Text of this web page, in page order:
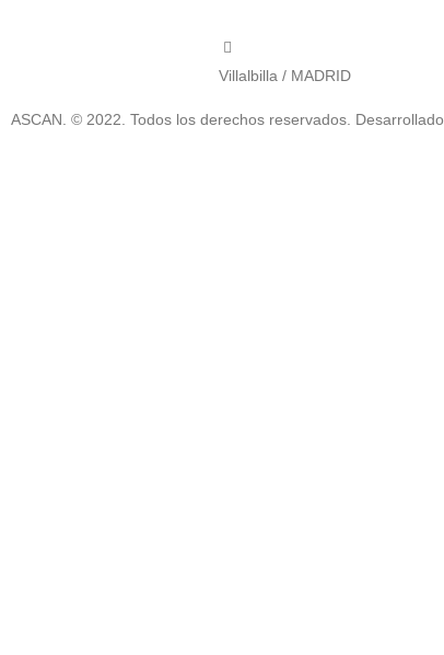
Villalbilla / MADRID
ASCAN. © 2022. Todos los derechos reservados.